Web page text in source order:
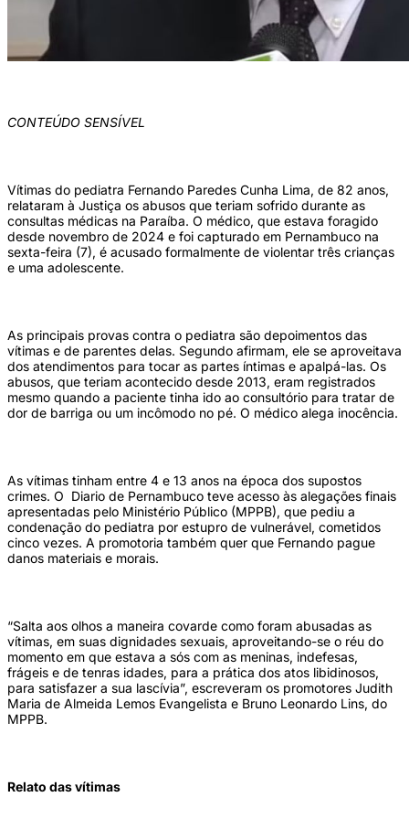
CONTEÚDO SENSÍVEL
Vítimas do pediatra Fernando Paredes Cunha Lima, de 82 anos,
relataram à Justiça os abusos que teriam sofrido durante as
consultas médicas na Paraíba. O médico, que estava foragido
desde novembro de 2024 e foi capturado em Pernambuco na
sexta-feira (7), é acusado formalmente de violentar três crianças
e uma adolescente.
As principais provas contra o pediatra são depoimentos das
vítimas e de parentes delas. Segundo afirmam, ele se aproveitava
dos atendimentos para tocar as partes íntimas e apalpá-las. Os
abusos, que teriam acontecido desde 2013, eram registrados
mesmo quando a paciente tinha ido ao consultório para tratar de
dor de barriga ou um incômodo no pé. O médico alega inocência.
As vítimas tinham entre 4 e 13 anos na época dos supostos
crimes. O Diario de Pernambuco teve acesso às alegações finais
apresentadas pelo Ministério Público (MPPB), que pediu a
condenação do pediatra por estupro de vulnerável, cometidos
cinco vezes. A promotoria também quer que Fernando pague
danos materiais e morais.
“Salta aos olhos a maneira covarde como foram abusadas as
vítimas, em suas dignidades sexuais, aproveitando-se o réu do
momento em que estava a sós com as meninas, indefesas,
frágeis e de tenras idades, para a prática dos atos libidinosos,
para satisfazer a sua lascívia”, escreveram os promotores Judith
Maria de Almeida Lemos Evangelista e Bruno Leonardo Lins, do
MPPB.
Relato das vítimas